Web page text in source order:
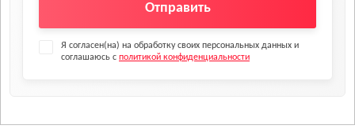
Отправить
Я согласен(на) на обработку своих персональных данных и
соглашаюсь с политикой конфиденциальности